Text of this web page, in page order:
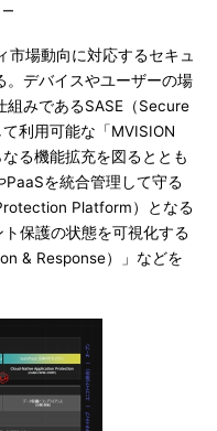
場動向に対応するセキュ
。デバイスやユーザーの場
組みであるSASE（Secure
利用可能な「MVISION
る機能拡充を図るととも
PaaSを統合管理して守る
Platform）となる
ト保護の状態を可視化する
& Response）」などを